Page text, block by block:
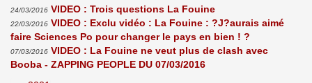
24/03/2016 VIDEO : Trois questions La Fouine
22/03/2016 VIDEO : Exclu vidéo : La Fouine : ?J?aurais aimé
faire Sciences Po pour changer le pays en bien ! ?
07/03/2016 VIDEO : La Fouine ne veut plus de clash avec
Booba - ZAPPING PEOPLE DU 07/03/2016